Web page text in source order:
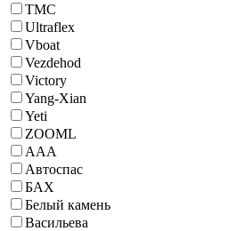
TMC
Ultraflex
Vboat
Vezdehod
Victory
Yang-Xian
Yeti
ZOOML
ААА
Автоспас
БАХ
Белый камень
Васильева